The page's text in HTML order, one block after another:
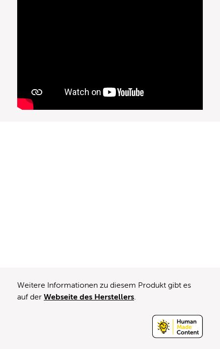
Weitere Informationen zu diesem Produkt gibt es
auf der Webseite des Herstellers.